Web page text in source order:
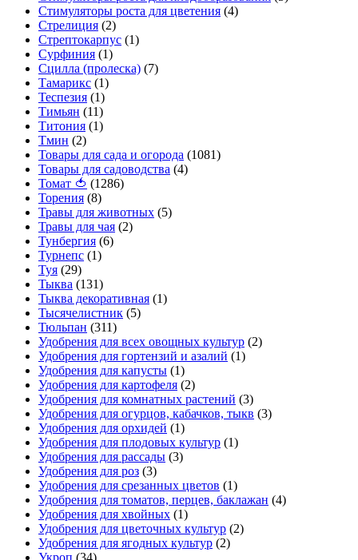
Стимуляторы роста для цветения (4)
Стрелиция (2)
Стрептокарпус (1)
Сурфиния (1)
Сцилла (пролеска) (7)
Тамарикс (1)
Теспезия (1)
Тимьян (11)
Титония (1)
Тмин (2)
Товары для сада и огорода (1081)
Товары для садоводства (4)
Томат 🍅 (1286)
Торения (8)
Травы для животных (5)
Травы для чая (2)
Тунбергия (6)
Турнепс (1)
Туя (29)
Тыква (131)
Тыква декоративная (1)
Тысячелистник (5)
Тюльпан (311)
Удобрения для всех овощных культур (2)
Удобрения для гортензий и азалий (1)
Удобрения для капусты (1)
Удобрения для картофеля (2)
Удобрения для комнатных растений (3)
Удобрения для огурцов, кабачков, тыкв (3)
Удобрения для орхидей (1)
Удобрения для плодовых культур (1)
Удобрения для рассады (3)
Удобрения для роз (3)
Удобрения для срезанных цветов (1)
Удобрения для томатов, перцев, баклажан (4)
Удобрения для хвойных (1)
Удобрения для цветочных культур (2)
Удобрения для ягодных культур (2)